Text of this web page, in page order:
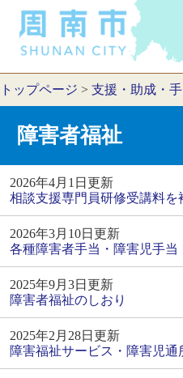
トップページ > 支援・助成・
障害者福祉
2026年4月1日更新
相談支援専門員研修受講料を
2026年3月10日更新
各種障害者手当・障害児手当
2025年9月3日更新
障害者福祉のしおり
2025年2月28日更新
障害福祉サービス・障害児